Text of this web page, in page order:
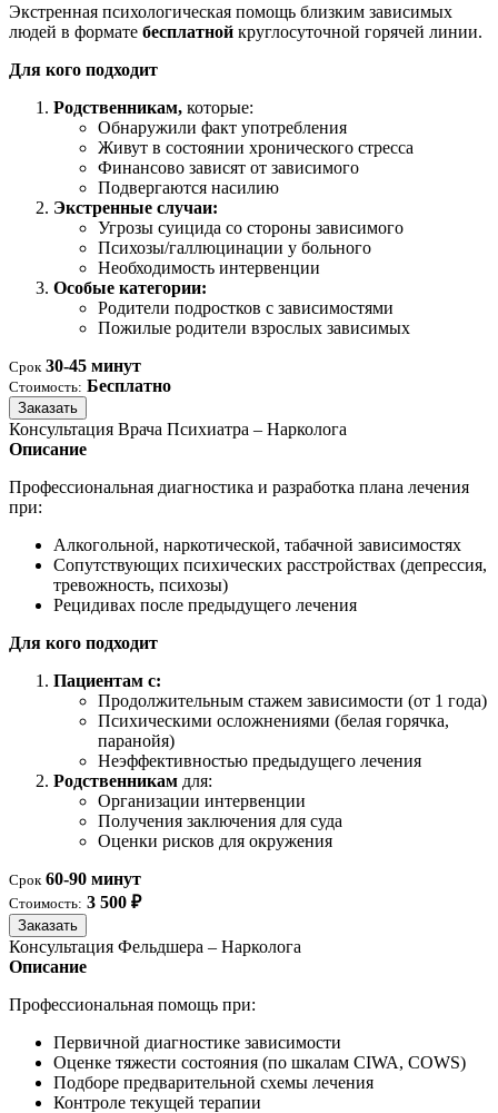
Экстренная психологическая помощь близким зависимых
людей в формате бесплатной круглосуточной горячей линии.
Для кого подходит
Родственникам, которые:
Обнаружили факт употребления
Живут в состоянии хронического стресса
Финансово зависят от зависимого
Подвергаются насилию
Экстренные случаи:
Угрозы суицида со стороны зависимого
Психозы/галлюцинации у больного
Необходимость интервенции
Особые категории:
Родители подростков с зависимостями
Пожилые родители взрослых зависимых
Срок 30-45 минут
Стоимость: Бесплатно
Заказать
Консультация Врача Психиатра – Нарколога
Описание
Профессиональная диагностика и разработка плана лечения
при:
Алкогольной, наркотической, табачной зависимостях
Сопутствующих психических расстройствах (депрессия,
тревожность, психозы)
Рецидивах после предыдущего лечения
Для кого подходит
Пациентам с:
Продолжительным стажем зависимости (от 1 года)
Психическими осложнениями (белая горячка,
паранойя)
Неэффективностью предыдущего лечения
Родственникам для:
Организации интервенции
Получения заключения для суда
Оценки рисков для окружения
Срок 60-90 минут
Стоимость: 3 500 ₽
Заказать
Консультация Фельдшера – Нарколога
Описание
Профессиональная помощь при:
Первичной диагностике зависимости
Оценке тяжести состояния (по шкалам CIWA, COWS)
Подборе предварительной схемы лечения
Контроле текущей терапии